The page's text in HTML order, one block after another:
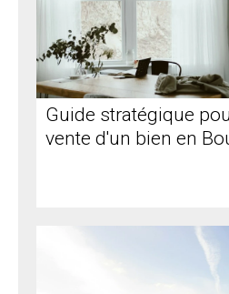
Guide stratégique
vente d'un bien en